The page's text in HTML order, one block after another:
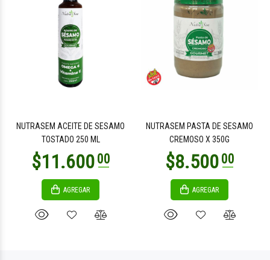
NUTRASEM ACEITE DE SESAMO
TOSTADO 250 ML
AGREGAR
NUTRASEM PASTA DE SESAMO
CREMOSO X 350G
AGREGAR